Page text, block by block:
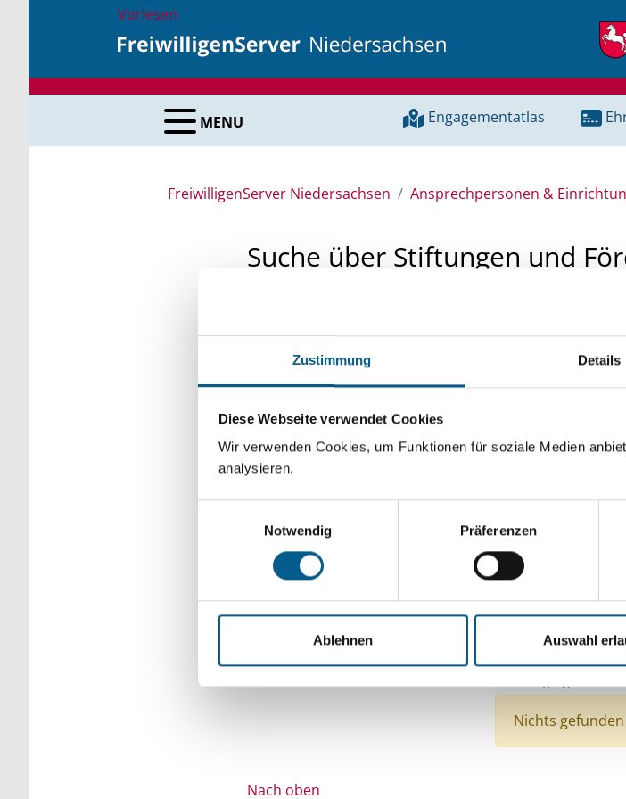
Zustimmung Details
Diese Webseite verwendet Cookies
Wir verwenden Cookies, um Funktionen für soziale Medien
analysieren.
Notwendig
Präferenzen
Ablehnen Auswahl
Vorlesen
MENU Engagementatlas
FreiwilligenServer Niedersachsen Ansprechpersonen &
Suche über Stiftungen und
Sie suchen finanzielle Unterstützung für ein Projekt
unsere Fördermitteldatenbank und
Kleinschreibung beachten.
Bitte Suchbegriff eingeben. Ergebnisse können durch
verfeinert werden.
Aktive Filter:
Themen:
Themen: Bildung
Nichts
Nach oben